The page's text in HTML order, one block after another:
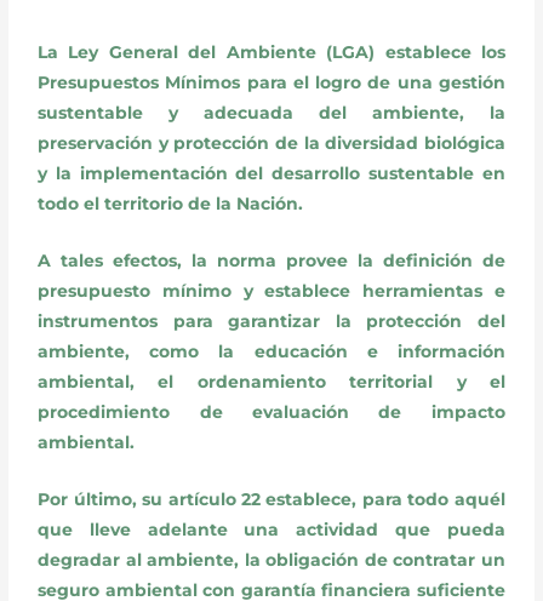
La Ley General del Ambiente (LGA) establece los
Presupuestos Mínimos para el logro de una gestión
sustentable y adecuada del ambiente, la
preservación y protección de la diversidad biológica
y la implementación del desarrollo sustentable en
todo el territorio de la Nación.
A tales efectos, la norma provee la definición de
presupuesto mínimo y establece herramientas e
instrumentos para garantizar la protección del
ambiente, como la educación e información
ambiental, el ordenamiento territorial y el
procedimiento de evaluación de impacto
ambiental.
Por último, su artículo 22 establece, para todo aquél
que lleve adelante una actividad que pueda
degradar al ambiente, la obligación de contratar un
seguro ambiental con garantía financiera suficiente